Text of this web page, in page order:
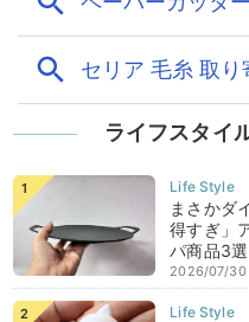
ライフスタイ
まさかダ
得すぎ」
パ商品3選
2026/07/30